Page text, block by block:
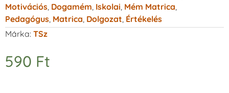
Motivációs Dogamém Iskolai Mém Matrica
Pedagógus Matrica Dolgozat Értékelés
Márka: TSz
590 Ft